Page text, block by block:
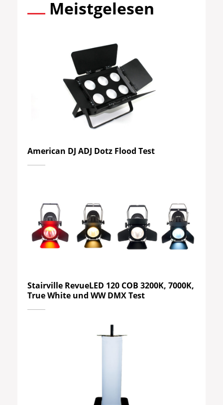
Meistgelesen
American DJ ADJ Dotz Flood Test
Stairville RevueLED 120 COB 3200K, 7000K,
True White und WW DMX Test